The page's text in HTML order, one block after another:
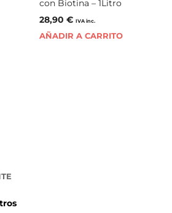
con Biotina – 1Litro
28,90 € IVA inc.
AÑADIR A CARRITO